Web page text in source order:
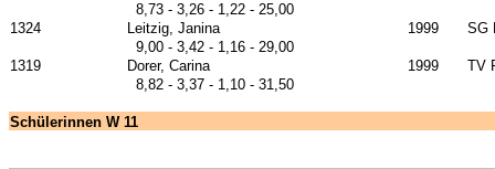
8,73 - 3,26 - 1,22 - 25,00
1324
Leitzig, Janina 1999
SG
9,00 - 3,42 - 1,16 - 29,00
1319
Dorer, Carina 1999
TV
8,82 - 3,37 - 1,10 - 31,50
Schülerinnen W 11